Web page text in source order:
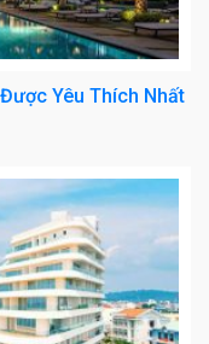
Yêu Thích Nhất